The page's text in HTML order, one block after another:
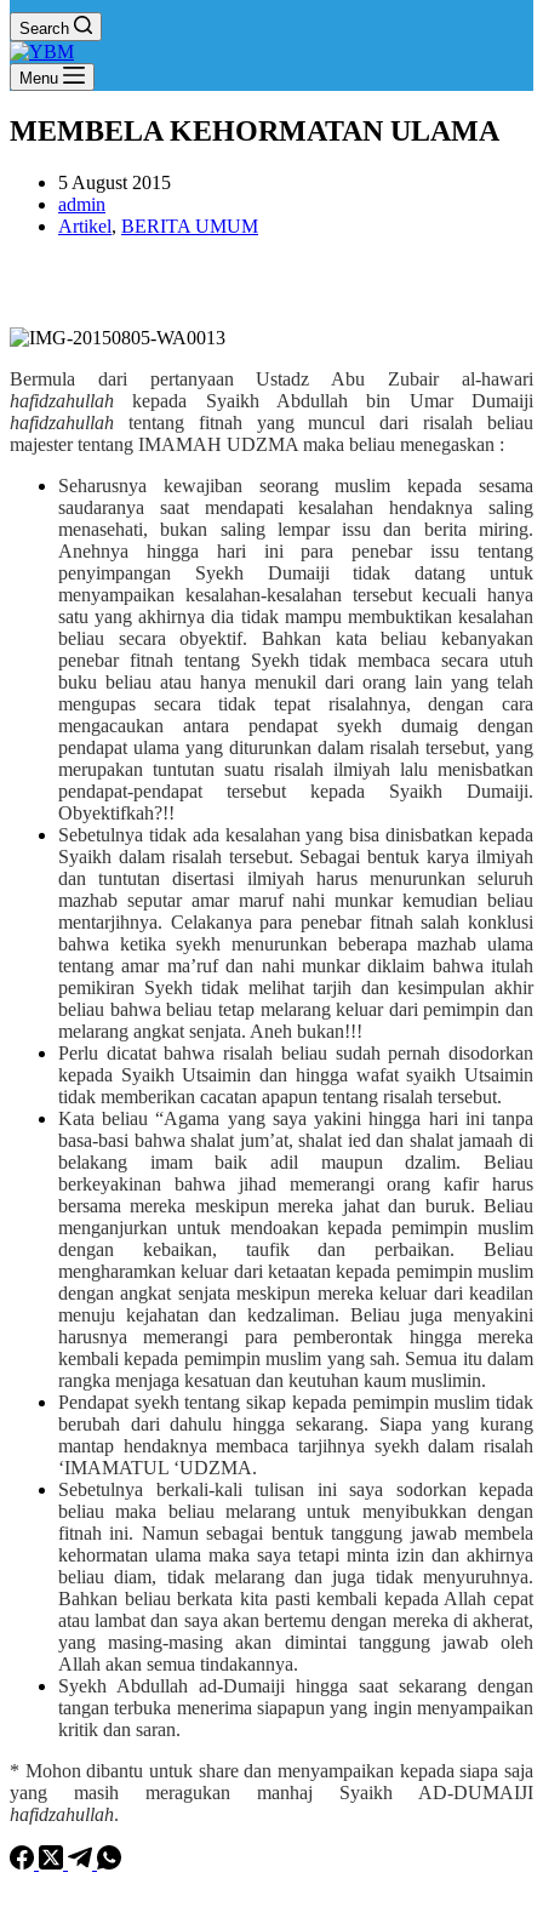
Search
Menu
MEMBELA KEHORMATAN ULAMA
5 August 2015
admin
Artikel, BERITA UMUM
Bermula dari pertanyaan Ustadz Abu Zubair al-hawari
hafidzahullah kepada Syaikh Abdullah bin Umar Dumaiji
hafidzahullah tentang fitnah yang muncul dari risalah beliau
majester tentang IMAMAH UDZMA maka beliau menegaskan :
Seharusnya kewajiban seorang muslim kepada sesama
saudaranya saat mendapati kesalahan hendaknya saling
menasehati, bukan saling lempar issu dan berita miring.
Anehnya hingga hari ini para penebar issu tentang
penyimpangan Syekh Dumaiji tidak datang untuk
menyampaikan kesalahan-kesalahan tersebut kecuali hanya
satu yang akhirnya dia tidak mampu membuktikan kesalahan
beliau secara obyektif. Bahkan kata beliau kebanyakan
penebar fitnah tentang Syekh tidak membaca secara utuh
buku beliau atau hanya menukil dari orang lain yang telah
mengupas secara tidak tepat risalahnya, dengan cara
mengacaukan antara pendapat syekh dumaig dengan
pendapat ulama yang diturunkan dalam risalah tersebut, yang
merupakan tuntutan suatu risalah ilmiyah lalu menisbatkan
pendapat-pendapat tersebut kepada Syaikh Dumaiji.
Obyektifkah?!!
Sebetulnya tidak ada kesalahan yang bisa dinisbatkan kepada
Syaikh dalam risalah tersebut. Sebagai bentuk karya ilmiyah
dan tuntutan disertasi ilmiyah harus menurunkan seluruh
mazhab seputar amar maruf nahi munkar kemudian beliau
mentarjihnya. Celakanya para penebar fitnah salah konklusi
bahwa ketika syekh menurunkan beberapa mazhab ulama
tentang amar ma’ruf dan nahi munkar diklaim bahwa itulah
pemikiran Syekh tidak melihat tarjih dan kesimpulan akhir
beliau bahwa beliau tetap melarang keluar dari pemimpin dan
melarang angkat senjata. Aneh bukan!!!
Perlu dicatat bahwa risalah beliau sudah pernah disodorkan
kepada Syaikh Utsaimin dan hingga wafat syaikh Utsaimin
tidak memberikan cacatan apapun tentang risalah tersebut.
Kata beliau “Agama yang saya yakini hingga hari ini tanpa
basa-basi bahwa shalat jum’at, shalat ied dan shalat jamaah di
belakang imam baik adil maupun dzalim. Beliau
berkeyakinan bahwa jihad memerangi orang kafir harus
bersama mereka meskipun mereka jahat dan buruk. Beliau
menganjurkan untuk mendoakan kepada pemimpin muslim
dengan kebaikan, taufik dan perbaikan. Beliau
mengharamkan keluar dari ketaatan kepada pemimpin muslim
dengan angkat senjata meskipun mereka keluar dari keadilan
menuju kejahatan dan kedzaliman. Beliau juga menyakini
harusnya memerangi para pemberontak hingga mereka
kembali kepada pemimpin muslim yang sah. Semua itu dalam
rangka menjaga kesatuan dan keutuhan kaum muslimin.
Pendapat syekh tentang sikap kepada pemimpin muslim tidak
berubah dari dahulu hingga sekarang. Siapa yang kurang
mantap hendaknya membaca tarjihnya syekh dalam risalah
‘IMAMATUL ‘UDZMA.
Sebetulnya berkali-kali tulisan ini saya sodorkan kepada
beliau maka beliau melarang untuk menyibukkan dengan
fitnah ini. Namun sebagai bentuk tanggung jawab membela
kehormatan ulama maka saya tetapi minta izin dan akhirnya
beliau diam, tidak melarang dan juga tidak menyuruhnya.
Bahkan beliau berkata kita pasti kembali kepada Allah cepat
atau lambat dan saya akan bertemu dengan mereka di akherat,
yang masing-masing akan dimintai tanggung jawab oleh
Allah akan semua tindakannya.
Syekh Abdullah ad-Dumaiji hingga saat sekarang dengan
tangan terbuka menerima siapapun yang ingin menyampaikan
kritik dan saran.
* Mohon dibantu untuk share dan menyampaikan kepada siapa saja
yang masih meragukan manhaj Syaikh AD-DUMAIJI
hafidzahullah.